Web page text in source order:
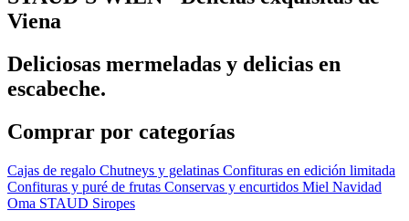
Viena
Deliciosas mermeladas y delicias en
escabeche.
Comprar por categorías
Cajas de regalo Chutneys y gelatinas Confituras en edición limitada
Confituras y puré de frutas Conservas y encurtidos Miel Navidad
Oma STAUD Siropes